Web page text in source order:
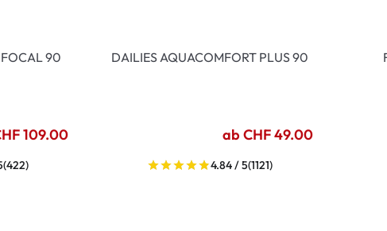
90
109.00
(422)
DAILIES AQUACOMFORT PLUS 90
ab CHF 49.00
4.84 / 5(1121)